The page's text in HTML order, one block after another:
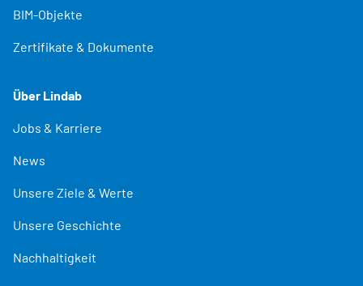
BIM-Objekte
Zertifikate & Dokumente
Über Lindab
Jobs & Karriere
News
Unsere Ziele & Werte
Unsere Geschichte
Nachhaltigkeit